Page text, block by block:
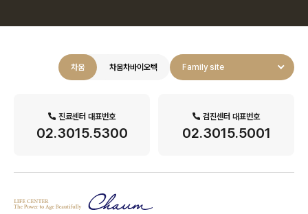
차움 차움차바이오텍 Family site
진료센터 대표번호
02.3015.5300
검진센터 대표번호
02.3015.5001